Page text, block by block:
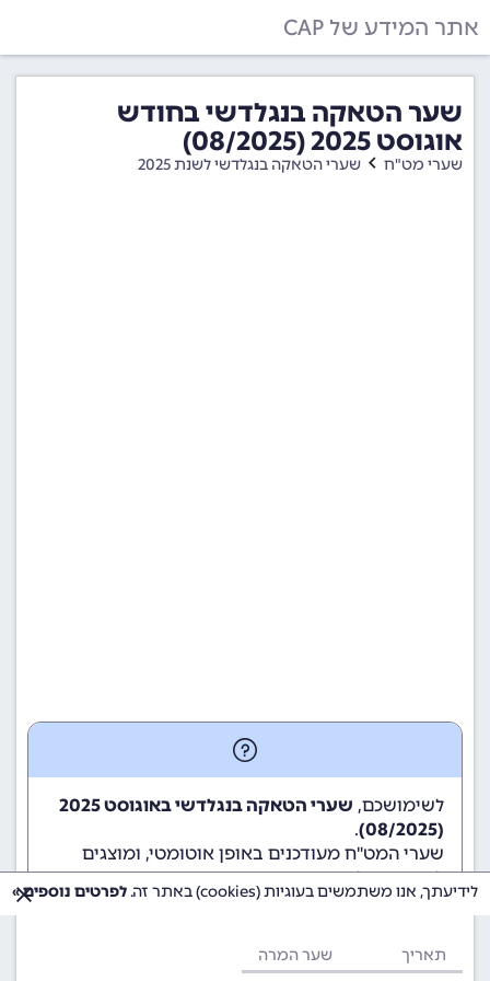
אתר המידע של CAP
שער הטאקה בנגלדשי בחודש
אוגוסט 2025 (08/2025)
שערי מט"ח שערי הטאקה בנגלדשי לשנת 2025
לשימושכם,
שערי הטאקה בנגלדשי באוגוסט 2025
(08/2025)
.
שערי המט"ח מעודכנים באופן אוטומטי, ומוצגים
לשימוש גולשי ומשתמשי האתר.
תאריך שער המרה
לידיעתך, אנו משתמשים בעוגיות (cookies) באתר זה. לפרטים נוספים »